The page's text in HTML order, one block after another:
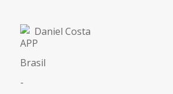
Daniel Costa